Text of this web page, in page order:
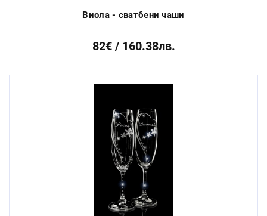
Виола - сватбени чаши
82€ / 160.38лв.